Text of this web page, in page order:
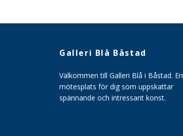
Galleri Blå Båstad
Välkommen till Galleri Blå i Båstad. En
mötesplats för dig som uppskattar
spännande och intressant konst.